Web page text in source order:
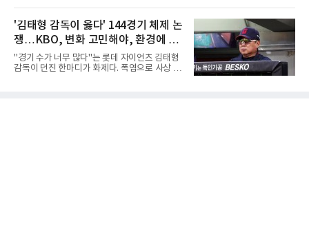
고는 인하부고와 우승을 다툴 기회를 잡았다.여
자 18세 이하부에서는 중앙여고
출하며 야구 팬들과 전문가들 사이에 씁쓸한 뒷
맛을 남기고 있다.출국 당시만 해도 선수의 고질
적인 제구 문제를 해결할 특효약이 될 것처럼 포
장되었던 이번 연수는, 뚜껑을 열어보니 '제구력
5등급에게 2주짜리 족집게 과외를 붙여 1등급을
기대한 꼴'이었다는 냉정한 평가를 피하기 어렵
게 됐다.야구에서 투수의 제구력은 오랜 시간 투
'김태형 감독이 옳다' 144경기 체제 논
쟁…KBO, 변화 고민해야, 환경에 맞
는 경기 수가 바람직
"경기 수가 너무 많다"는 롯데 자이언츠 김태형
감독이 던진 한마디가 화제다. 폭염으로 사상 초